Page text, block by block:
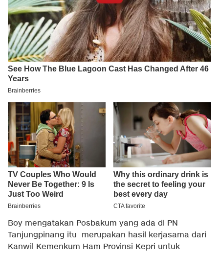
Boy mengatakan Posbakum yang ada di PN
Tanjungpinang itu merupakan hasil kerjasama dari
Kanwil Kemenkum Ham Provinsi Kepri untuk